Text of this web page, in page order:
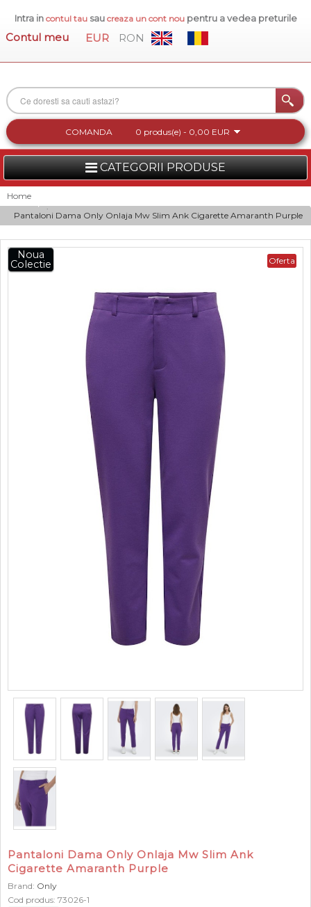
Intra in contul tausau creaza un cont nou pentru a vedea preturile
Contul meu EUR RON
COMANDA 0 produs(e) - 0,00 EUR
CATEGORII PRODUSE
FEMEI
BARBATI
INCALTAMINTE DAMA
COLECTIA NOUA
Home
Pantaloni Dama Only Onlaja Mw Slim Ank Cigarette Amaranth Purple
Oferta
Noua
Colectie
Pantaloni Dama Only Onlaja Mw Slim Ank
Cigarette Amaranth Purple
Brand: Only
Cod produs: 73026-1